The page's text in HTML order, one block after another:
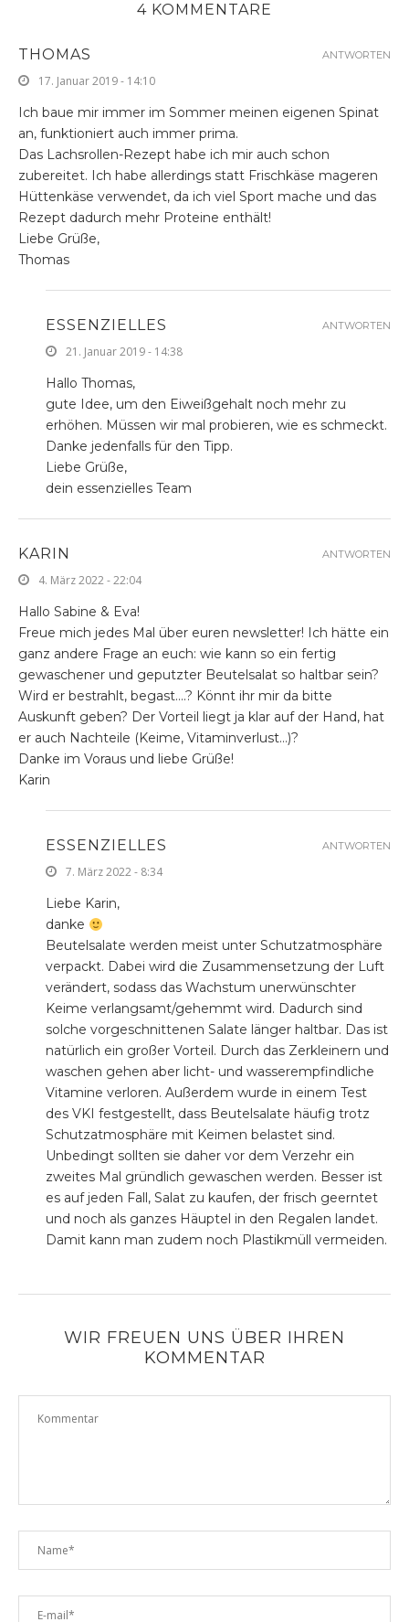
4 KOMMENTARE
THOMAS
17. Januar 2019 - 14:10
Ich baue mir immer im Sommer meinen eigenen Spinat
an, funktioniert auch immer prima.
Das Lachsrollen-Rezept habe ich mir auch schon
zubereitet. Ich habe allerdings statt Frischkäse mageren
Hüttenkäse verwendet, da ich viel Sport mache und das
Rezept dadurch mehr Proteine enthält!
Liebe Grüße,
Thomas
ANTWORTEN
ESSENZIELLES
21. Januar 2019 - 14:38
Hallo Thomas,
gute Idee, um den Eiweißgehalt noch mehr zu
erhöhen. Müssen wir mal probieren, wie es schmeckt.
Danke jedenfalls für den Tipp.
Liebe Grüße,
dein essenzielles Team
ANTWORTEN
KARIN
4. März 2022 - 22:04
Hallo Sabine & Eva!
Freue mich jedes Mal über euren newsletter! Ich hätte ein
ganz andere Frage an euch: wie kann so ein fertig
gewaschener und geputzter Beutelsalat so haltbar sein?
Wird er bestrahlt, begast….? Könnt ihr mir da bitte
Auskunft geben? Der Vorteil liegt ja klar auf der Hand, hat
er auch Nachteile (Keime, Vitaminverlust…)?
Danke im Voraus und liebe Grüße!
Karin
ANTWORTEN
ESSENZIELLES
7. März 2022 - 8:34
Liebe Karin,
danke
Beutelsalate werden meist unter Schutzatmosphäre
verpackt. Dabei wird die Zusammensetzung der Luft
verändert, sodass das Wachstum unerwünschter
Keime verlangsamt/gehemmt wird. Dadurch sind
solche vorgeschnittenen Salate länger haltbar. Das ist
natürlich ein großer Vorteil. Durch das Zerkleinern und
waschen gehen aber licht- und wasserempfindliche
Vitamine verloren. Außerdem wurde in einem Test
des VKI festgestellt, dass Beutelsalate häufig trotz
Schutzatmosphäre mit Keimen belastet sind.
Unbedingt sollten sie daher vor dem Verzehr ein
zweites Mal gründlich gewaschen werden. Besser ist
es auf jeden Fall, Salat zu kaufen, der frisch geerntet
und noch als ganzes Häuptel in den Regalen landet.
Damit kann man zudem noch Plastikmüll vermeiden.
ANTWORTEN
WIR FREUEN UNS ÜBER IHREN
KOMMENTAR